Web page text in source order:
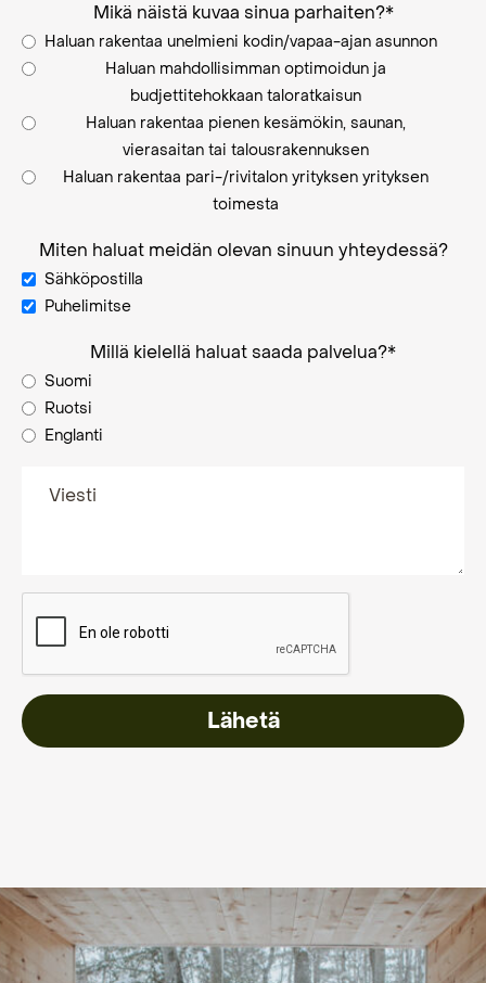
Mikä näistä kuvaa sinua parhaiten?*
Haluan rakentaa unelmieni kodin/vapaa-ajan asunnon
Haluan mahdollisimman optimoidun ja
budjettitehokkaan taloratkaisun
Haluan rakentaa pienen kesämökin, saunan,
vierasaitan tai talousrakennuksen
Haluan rakentaa pari-/rivitalon yrityksen yrityksen
toimesta
Miten haluat meidän olevan sinuun yhteydessä?
Sähköpostilla
Puhelimitse
Millä kielellä haluat saada palvelua?*
Suomi
Ruotsi
Englanti